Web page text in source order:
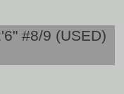
#8/9 (USED)